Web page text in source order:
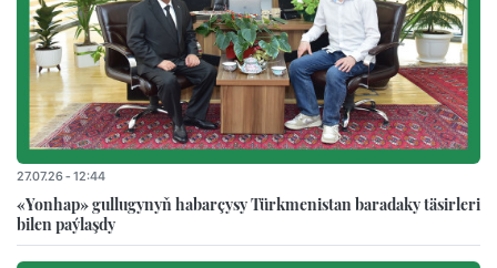
27.07.26 - 12:44
«Yonhap» gullugynyň habarçysy Türkmenistan baradaky täsirleri
bilen paýlaşdy